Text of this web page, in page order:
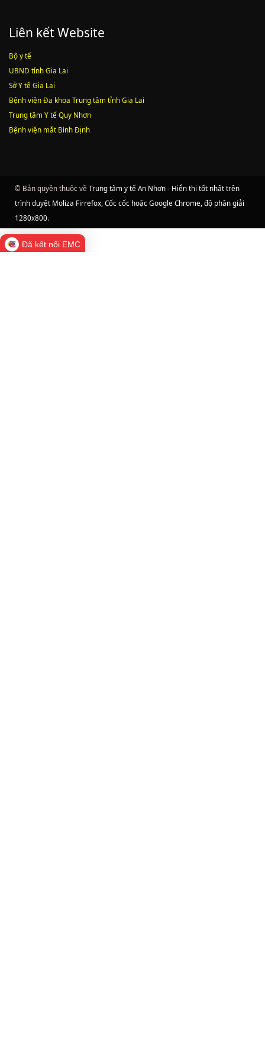
Liên kết Website
Bộ y tế
UBND tỉnh Gia Lai
Sở Y tế Gia Lai
Bệnh viện Đa khoa Trung tâm tỉnh Gia Lai
Trung tâm Y tế Quy Nhơn
Bệnh viện mắt Bình Định
© Bản quyền thuộc về Trung tâm y tế An Nhơn - Hiển thị tốt nhất trên
trình duyệt Moliza Firrefox, Cốc cốc hoặc Google Chrome, độ phân giải
1280x800.
Đã kết nối EMC